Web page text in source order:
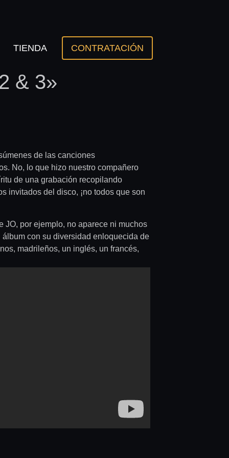
TIENDA CONTRATACIÓN
& 3»
de las canciones
No, lo que hizo nuestro compañero
de una grabación recopilando
invitados del disco, ¡no todos que son
JO, por ejemplo, no aparece ni muchos
con su diversidad enloquecida de
madrileños, un inglés, un francés,